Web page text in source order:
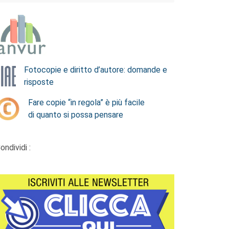
Fotocopie e diritto d’autore: domande e
risposte
Fare copie “in regola” è più facile
di quanto si possa pensare
: